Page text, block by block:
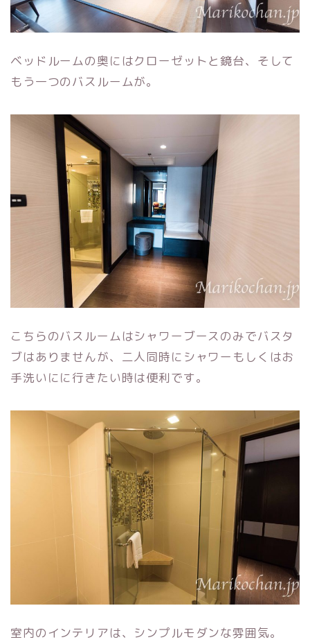
ベッドルームの奥にはクローゼットと鏡台、そして
もう一つのバスルームが。
こちらのバスルームはシャワーブースのみでバスタ
ブはありませんが、二人同時にシャワーもしくはお
手洗いにに行きたい時は便利です。
室内のインテリアは、シンプルモダンな雰囲気。